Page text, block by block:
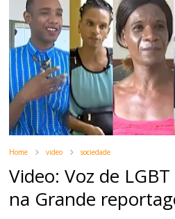
Home video sociedade
Video: Voz de
na Grande